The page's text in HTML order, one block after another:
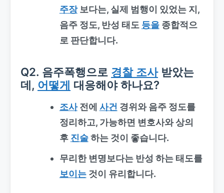
주장보다는, 실제 범행이 있었는 지,
음주 정도, 반성 태도 등을종합적으
로 판단합니다.
Q2. 음주폭행으로 경찰 조사받았는
데, 어떻게 대응해야 하나요?
조사전에 사건 경위와 음주 정도를
정리하고, 가능하면 변호사와 상의
후 진술하는 것이 좋습니다.
무리한 변명보다는 반성 하는 태도를
보이는것이 유리합니다.